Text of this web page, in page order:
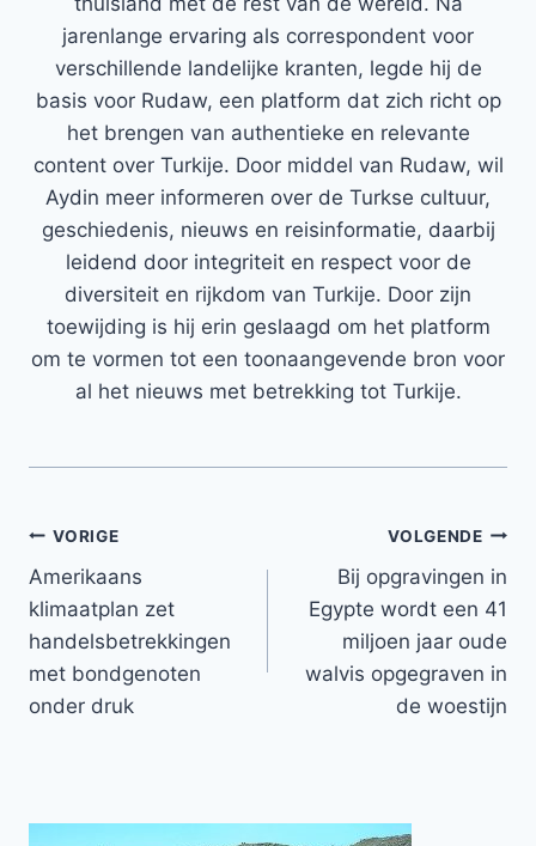
jarenlange ervaring als correspondent voor
verschillende landelijke kranten, legde hij de
basis voor Rudaw, een platform dat zich richt op
het brengen van authentieke en relevante
content over Turkije. Door middel van Rudaw, wil
Aydin meer informeren over de Turkse cultuur,
geschiedenis, nieuws en reisinformatie, daarbij
leidend door integriteit en respect voor de
diversiteit en rijkdom van Turkije. Door zijn
toewijding is hij erin geslaagd om het platform
om te vormen tot een toonaangevende bron voor
al het nieuws met betrekking tot Turkije.
Bericht
navigatie
VORIGE
Amerikaans
klimaatplan zet
handelsbetrekkingen
met bondgenoten
onder druk
VOLGENDE
Bij opgravingen in
Egypte wordt een 41
miljoen jaar oude
walvis opgegraven in
de woestijn